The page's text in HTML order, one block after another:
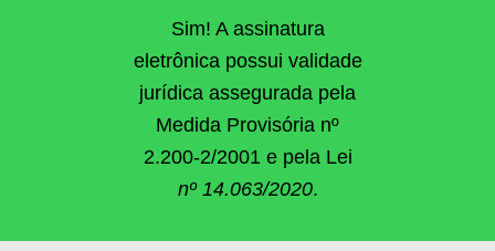
Sim! A assinatura
eletrônica possui validade
jurídica assegurada pela
Medida Provisória nº
2.200-2/2001 e pela Lei
nº 14.063/2020.